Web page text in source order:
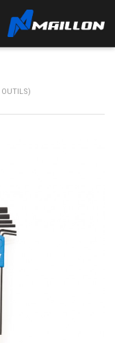
OUTILS)